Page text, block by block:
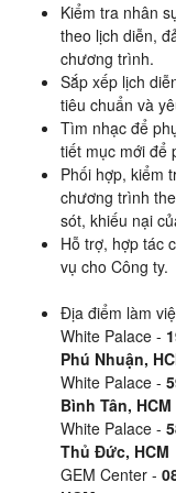
Kiểm tra nhân
theo lịch diễn,
chương trình.
Sắp xếp lịch
tiêu chuẩn và
Tìm nhạc để
tiết mục mới để
Phối hợp, kiểm
chương trình
sót, khiếu nại
Hỗ trợ, hợp tác
vụ cho Công ty.
Địa điểm làm
White Palace -
Phú Nhuận,
White Palace -
Bình Tân, HCM
White Palace -
Thủ Đức, HCM
GEM Center -